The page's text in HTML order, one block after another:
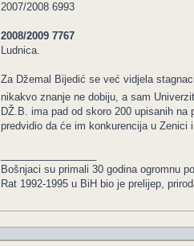
2007/2008 6993
2008/2009 7767
Ludnica.
Za Džemal Bijedić se već vidjela
nikakvo znanje ne dobiju, a sam
DŽ.B. ima pad od skoro 200 upisanih
predvidio da će im konkurencija u Zenici
Bošnjaci su primali 30 godina ogromnu
Rat 1992-1995 u BiH bio je prelijep,